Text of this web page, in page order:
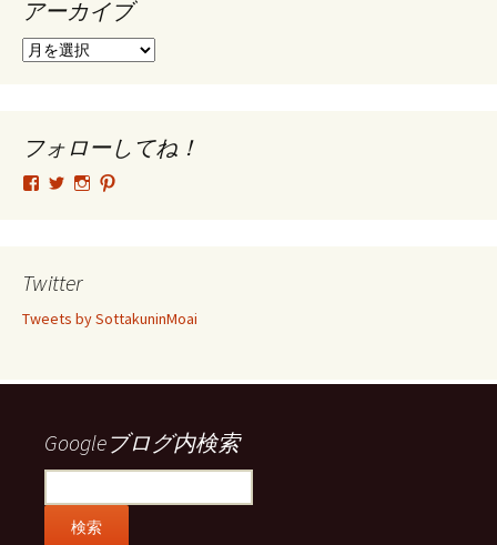
アーカイブ
ア
ブ
フォローしてね！
tsutomu.hattori.33
フ
ー
SottakuninMoai
フ
ー
tsutomu.hattori.33
ー ー
示
Twitter
Tweets by SottakuninMoai
Googleブログ内検索